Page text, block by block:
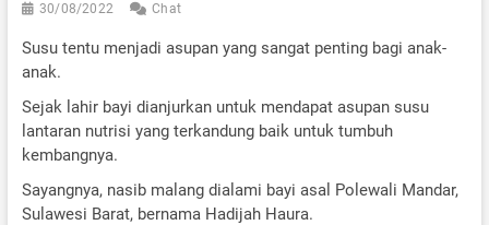
30/08/2022 Chat
Susu tentu menjadi asupan yang sangat penting bagi anak-
anak.
Sejak lahir bayi dianjurkan untuk mendapat asupan susu
lantaran nutrisi yang terkandung baik untuk tumbuh
kembangnya.
Sayangnya, nasib malang dialami bayi asal Polewali Mandar,
Sulawesi Barat, bernama Hadijah Haura.